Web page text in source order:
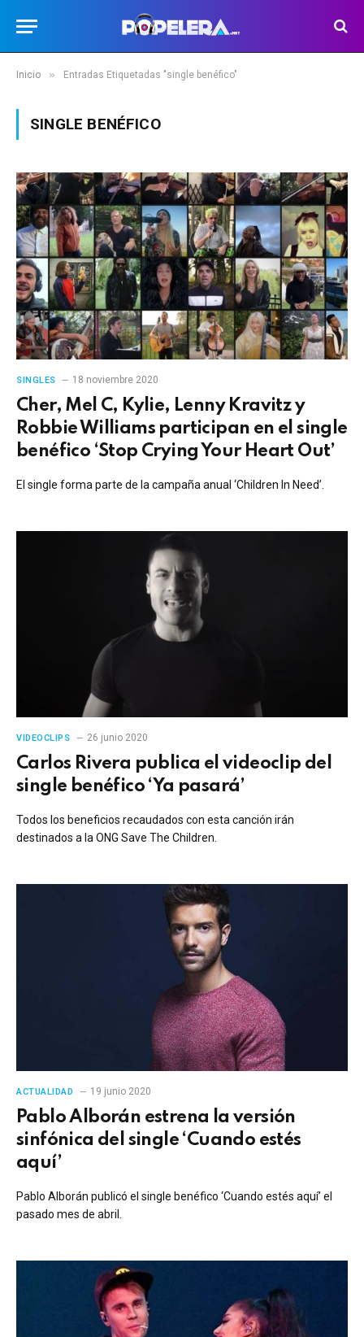
Inicio » Entradas Etiquetadas "single benéfico"
SINGLE BENÉFICO
SINGLES 18 noviembre 2020
Cher, Mel C, Kylie, Lenny Kravitz y
Robbie Williams participan en el single
benéfico ‘Stop Crying Your Heart Out’
El single forma parte de la campaña anual ‘Children In Need’.
VIDEOCLIPS 26 junio 2020
Carlos Rivera publica el videoclip del
single benéfico ‘Ya pasará’
Todos los beneficios recaudados con esta canción irán
destinados a la ONG Save The Children.
ACTUALIDAD 19 junio 2020
Pablo Alborán estrena la versión
sinfónica del single ‘Cuando estés
aquí’
Pablo Alborán publicó el single benéfico ‘Cuando estés aquí’ el
pasado mes de abril.